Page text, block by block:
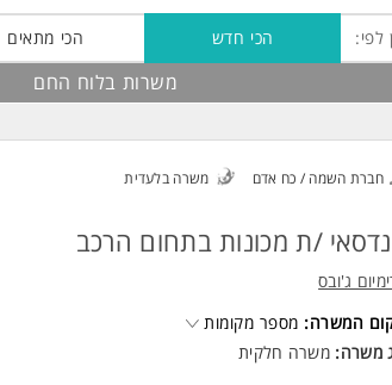
לפי: הכי חדש הכי מתאים
משרות בלוח החם
חברת השמה / כח אדם משרה בלעדית
/ת מכונות בתחום הרכב
ג'ובס
המשרה: מספר מקומות
משרה: משרה חלקית